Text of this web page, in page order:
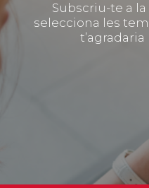
Subscriu-te a
selecciona les